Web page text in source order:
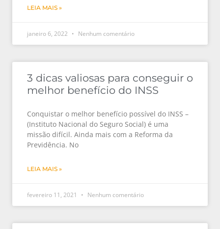
LEIA MAIS »
janeiro 6, 2022 Nenhum comentário
3 dicas valiosas para conseguir o
melhor benefício do INSS
Conquistar o melhor benefício possível do INSS –
(Instituto Nacional do Seguro Social) é uma
missão difícil. Ainda mais com a Reforma da
Previdência. No
LEIA MAIS »
fevereiro 11, 2021 Nenhum comentário